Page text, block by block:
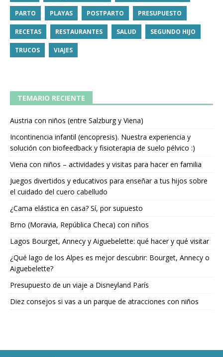
PARTO PLAYAS POSTPARTO PRESUPUESTO
RECETAS RESTAURANTES SALUD SEGUNDO HIJO
TRUCOS VIAJES
TEMARIO RECIENTE
Austria con niños (entre Salzburg y Viena)
Incontinencia infantil (encopresis). Nuestra experiencia y
solución con biofeedback y fisioterapia de suelo pélvico :)
Viena con niños – actividades y visitas para hacer en familia
Juegos divertidos y educativos para enseñar a tus hijos sobre
el cuidado del cuero cabelludo
¿Cama elástica en casa? Sí, por supuesto
Brno (Moravia, República Checa) con niños
Lagos Bourget, Annecy y Aiguebelette: qué hacer y qué visitar
¿Qué lago de los Alpes es mejor descubrir: Bourget, Annecy o
Aiguebelette?
Presupuesto de un viaje a Disneyland París
Diez consejos si vas a un parque de atracciones con niños